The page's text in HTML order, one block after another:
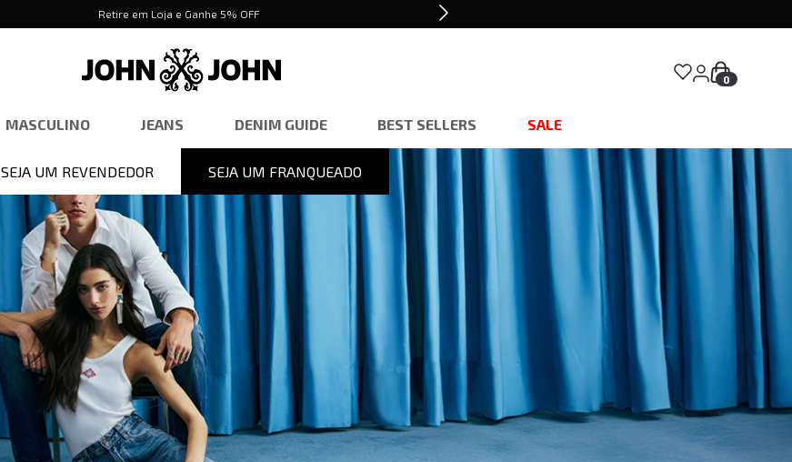
Retire em Loja e Ganhe 5% OFF
0
MASCULINO JEANS DENIM GUIDE BEST SELLERS SALE
SEJA UM REVENDEDOR SEJA UM FRANQUEADO